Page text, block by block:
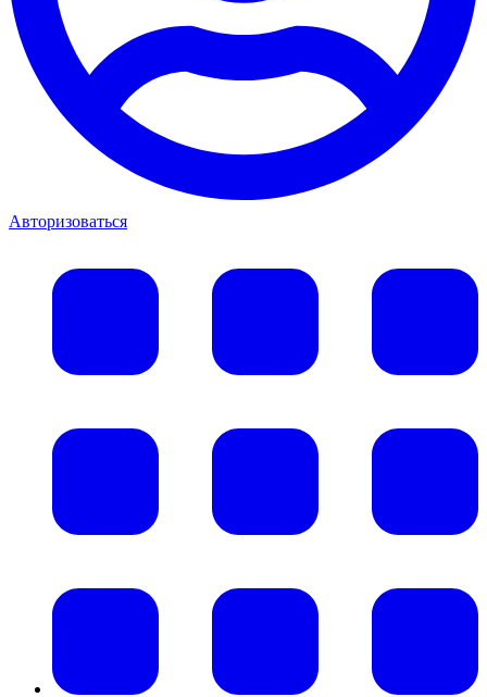
Авторизоваться